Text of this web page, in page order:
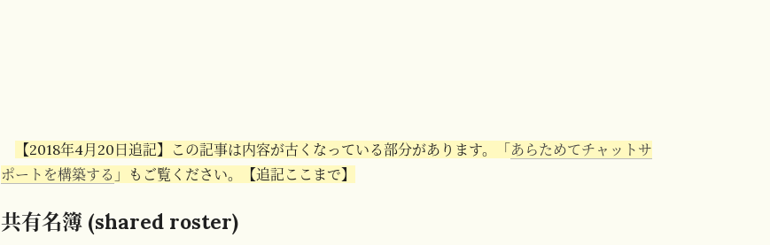
【2018年4月20日追記】この記事は内容が古くなっている部分があります。「 あらためてチャットサ
ポートを構築する 」もご覧ください。【追記ここまで】
共有名簿 (shared roster)